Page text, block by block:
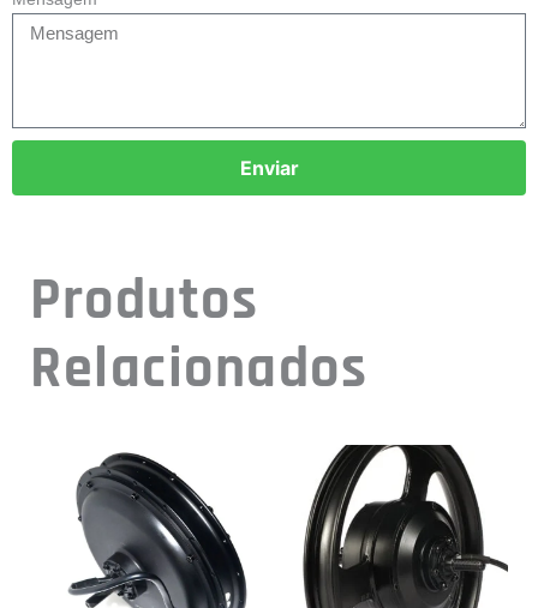
Motor De Cubo De Roda De
Ebike Com Engrenagem
Tamanho Pequeno